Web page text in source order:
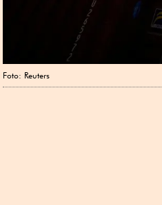
Foto: Reuters